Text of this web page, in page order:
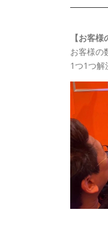
【お客様
お客様の
1つ1つ解